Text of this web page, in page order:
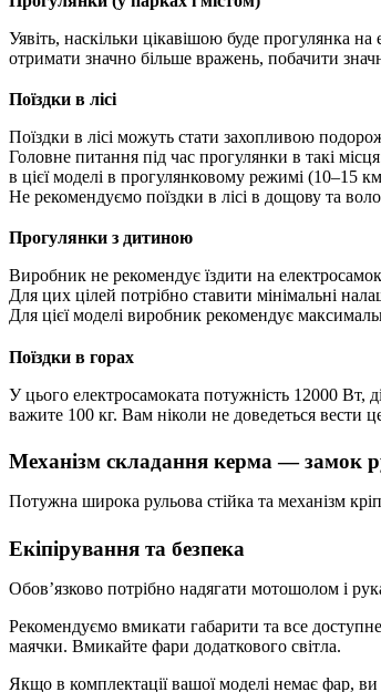
Уявіть, наскільки цікавішою буде прогулянка
отримати значно більше вражень, побачити
Поїздки в лісі
Поїздки в лісі можуть стати захопливою
Головне питання під час прогулянки в такі
в цієї моделі в прогулянковому режимі (10–15
Не рекомендуємо поїздки в лісі в дощову та
Прогулянки з дитиною
Виробник не рекомендує їздити на
Для цих цілей потрібно ставити мінімальні
Для цієї моделі виробник рекомендує
Поїздки в горах
У цього електросамоката потужність 12000 Вт,
важите 100 кг. Вам ніколи не доведеться
Механізм складання керма — замок
Потужна широка рульова стійка та механізм
Екіпірування та безпека
Обов’язково потрібно надягати мотошолом і
Рекомендуємо вмикати габарити та все
маячки. Вмикайте фари додаткового світла.
Якщо в комплектації вашої моделі немає фар,